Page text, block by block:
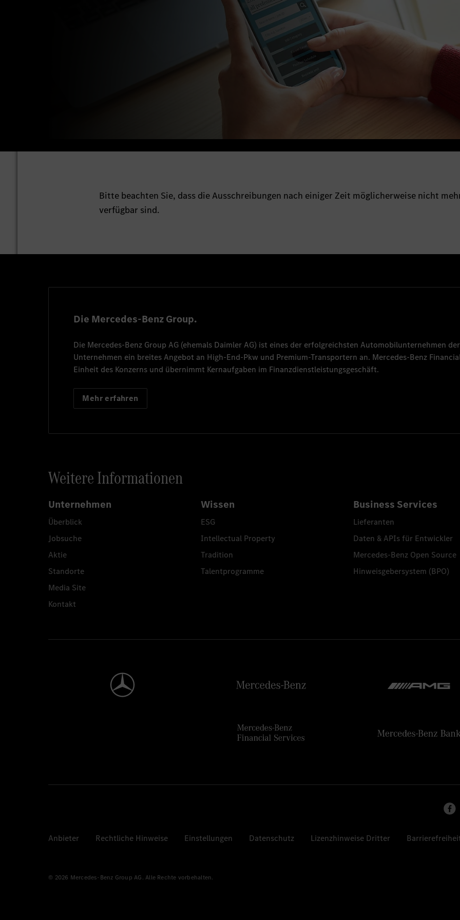
Bitte beachten Sie, dass die Ausschreibungen nach einiger Zeit möglicherweise nicht
verfügbar sind.
Die Mercedes-Benz Group.
Die Mercedes-Benz Group AG (ehemals Daimler AG) ist eines der erfolgreichsten Automobilunternehmen
Unternehmen ein breites Angebot an High-End-Pkw und Premium-Transportern an. Mercedes-Benz
Einheit des Konzerns und übernimmt Kernaufgaben im Finanzdienstleistungsgeschäft.
Mehr erfahren
Weitere Informationen
Unternehmen
Überblick
Jobsuche
Aktie
Standorte
Media Site
Kontakt
Wissen
ESG
Intellectual Property
Tradition
Talentprogramme
Business Services
Lieferanten
Daten & APIs für Entwickler
Mercedes-Benz Open Source
Hinweisgebersystem (BPO)
Anbieter Rechtliche Hinweise Einstellungen Datenschutz Lizenzhinweise Dritter
© 2026 Mercedes-Benz Group AG. Alle Rechte vorbehalten.